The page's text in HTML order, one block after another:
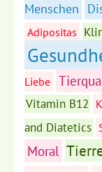
Menschen
Adipositas
Liebe
Vitamin B12
and Diatetics
Moral